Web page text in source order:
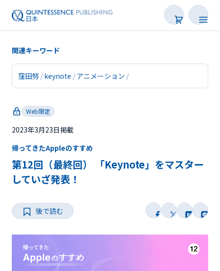
新着
トピックス
関連キーワード
窪田努 keynote アニメーション
Web限定
2023年3月23日掲載
帰ってきたAppleのすすめ
第12回（最終回） 「Keynote」をマスター
していざ発表！
後で読む